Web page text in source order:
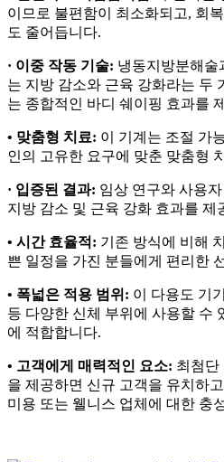
이므로 불편함이 최소화되고, 회
도 줄어듭니다.
· 이중 작동 기술: 냉동지방분해술
는 지방 감소와 근육 강화라는 두
는 종합적인 바디 쉐이핑 효과를
• 맞춤형 치료: 이 기계는 조절 가
인의 고유한 요구에 맞춘 맞춤형
· 입증된 결과: 임상 연구와 사용
지방 감소 및 근육 강화 효과를 제
• 시간 효율적: 기존 방식에 비해
쁜 일정을 가진 분들에게 편리한
• 폭넓은 적용 범위: 이 다용도 기
등 다양한 신체 부위에 사용할 수
에 적합합니다.
• 고객에게 매력적인 요소: 최첨단
을 제공하면 신규 고객을 유치하
미용 또는 웰니스 업체에 대한 충